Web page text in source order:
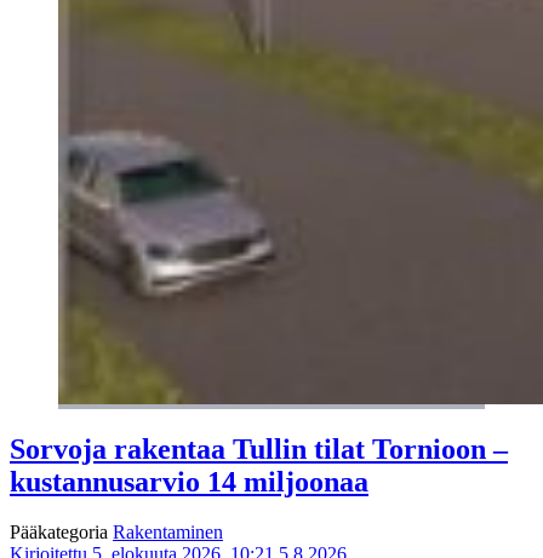
Sorvoja rakentaa Tullin tilat Tornioon –
kustannusarvio 14 miljoonaa
Pääkategoria Rakentaminen